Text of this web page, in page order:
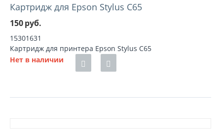
Картридж для Epson Stylus C65
150руб.
15301631
Картридж для принтера Epson Stylus C65
Нет в наличии